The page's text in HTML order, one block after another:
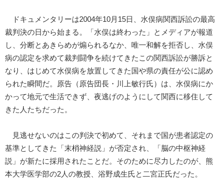
ドキュメンタリーは2004年10月15日、水俣病関西訴訟の最高
裁判決の日から始まる。「水俣は終わった」とメディアが報道
し、分断とあきらめが煽られるなか、唯一和解を拒否し、水俣
病の認定を求めて裁判闘争を続けてきたこの関西訴訟が勝訴と
なり、はじめて水俣病を放置してきた国や県の責任が公に認め
られた瞬間だ。原告（原告団長・川上敏行氏）は、水俣病にか
かって地元で生活できず、夜逃げのようにして関西に移住して
きた人たちだった。
見逃せないのはこの判決で初めて、それまで国が患者認定の
基準としてきた「末梢神経説」が否定され、「脳の中枢神経
説」が新たに採用されたことだ。そのために尽力したのが、熊
本大学医学部の2人の教授、浴野成生氏と二宮正氏だった。